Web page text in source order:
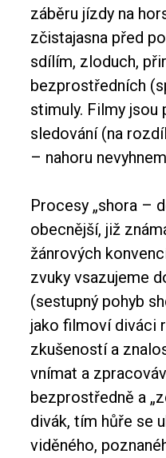
záběru jízdy na
zčistajasna před
sdílím, zloduch,
bezprostředních
stimuly. Filmy jsou
sledování (na
– nahoru
Procesy „shora –
obecnější, již
žánrových
zvuky vsazujeme
(sestupný pohyb
jako filmoví diváci
zkušeností a
vnímat a
bezprostředně a
divák, tím hůře se
viděného,